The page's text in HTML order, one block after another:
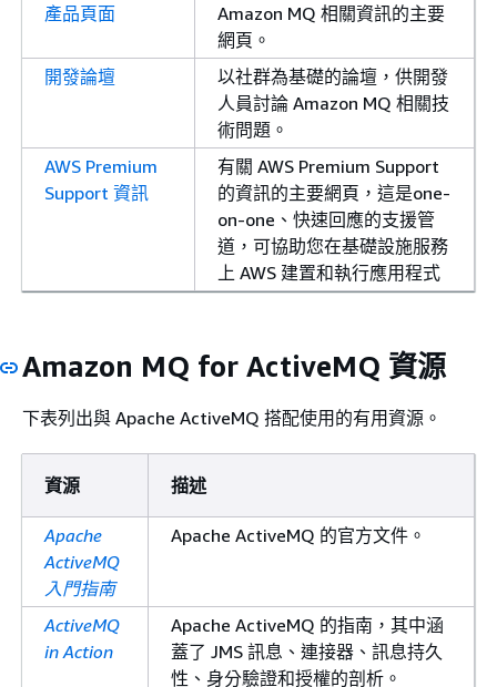
產品頁面
Amazon MQ 相關資訊的主要
網頁。
開發論壇
以社群為基礎的論壇，供開發
人員討論 Amazon MQ 相關技
術問題。
AWS Premium
Support 資訊
有關 AWS Premium Support
的資訊的主要網頁，這是one-
on-one、快速回應的支援管
道，可協助您在基礎設施服務
上 AWS 建置和執行應用程式
Amazon MQ for ActiveMQ 資源
下表列出與 Apache ActiveMQ 搭配使用的有用資源。
資源 描述
Apache
ActiveMQ
入門指南
Apache ActiveMQ 的官方文件。
ActiveMQ
in Action
Apache ActiveMQ 的指南，其中涵
蓋了 JMS 訊息、連接器、訊息持久
性、身分驗證和授權的剖析。